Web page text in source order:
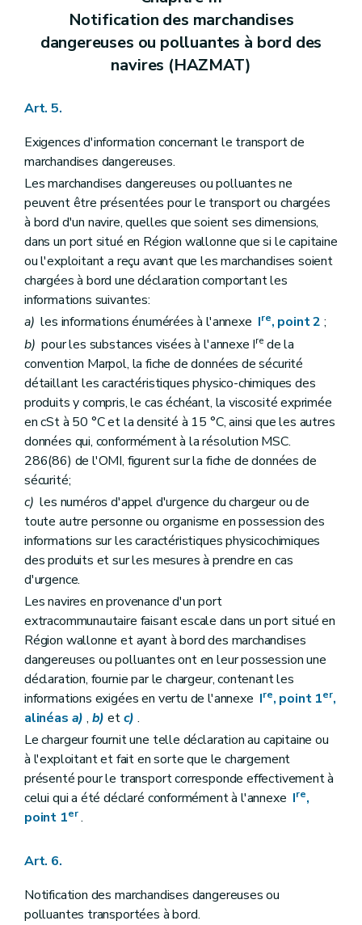
Notification des marchandises
dangereuses ou polluantes à bord des
navires (HAZMAT)
Art. 5.
Exigences d'information concernant le transport de
marchandises dangereuses.
Les marchandises dangereuses ou polluantes ne
peuvent être présentées pour le transport ou chargées
à bord d'un navire, quelles que soient ses dimensions,
dans un port situé en Région wallonne que si le capitaine
ou l'exploitant a reçu avant que les marchandises soient
chargées à bord une déclaration comportant les
informations suivantes:
a) les informations énumérées à l'annexe Ire, point 2 ;
b) pour les substances visées à l'annexe Irede la
convention Marpol, la fiche de données de sécurité
détaillant les caractéristiques physico-chimiques des
produits y compris, le cas échéant, la viscosité exprimée
en cSt à 50 °C et la densité à 15 °C, ainsi que les autres
données qui, conformément à la résolution MSC.
286(86) de l'OMI, figurent sur la fiche de données de
sécurité;
c) les numéros d'appel d'urgence du chargeur ou de
toute autre personne ou organisme en possession des
informations sur les caractéristiques physicochimiques
des produits et sur les mesures à prendre en cas
d'urgence.
Les navires en provenance d'un port
extracommunautaire faisant escale dans un port situé en
Région wallonne et ayant à bord des marchandises
dangereuses ou polluantes ont en leur possession une
déclaration, fournie par le chargeur, contenant les
informations exigées en vertu de l'annexe Ire, point 1er,
alinéas a) , b) etc) .
Le chargeur fournit une telle déclaration au capitaine ou
à l'exploitant et fait en sorte que le chargement
présenté pour le transport corresponde effectivement à
celui qui a été déclaré conformément à l'annexe Ire,
point 1er.
Art. 6.
Notification des marchandises dangereuses ou
polluantes transportées à bord.